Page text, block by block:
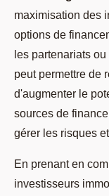
maximisation des
options de
les partenariats
peut permettre de
d'augmenter le
sources de
gérer les risques
En prenant en
investisseurs